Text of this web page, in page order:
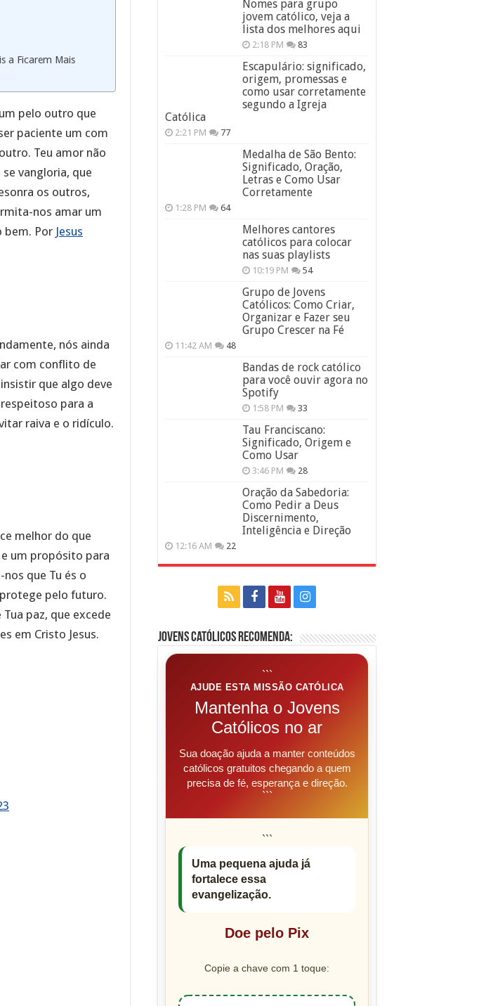
a Ficarem Mais
pelo outro que
paciente um com
Teu amor não
vangloria, que
os outros,
nos amar um
bem. Por Jesus
nós ainda
com conflito de
que algo deve
para a
raiva e o ridículo.
melhor do que
um propósito para
que Tu és o
pelo futuro.
paz, que excede
em Cristo Jesus.
Nomes para grupo
jovem católico, veja a
lista dos melhores aqui
2:18 PM 83
Escapulário: significado,
origem, promessas e
como usar corretamente
segundo a Igreja
Católica
2:21 PM 77
Medalha de São Bento:
Significado, Oração,
Letras e Como Usar
Corretamente
1:28 PM 64
Melhores cantores
católicos para colocar
nas suas playlists
10:19 PM 54
Grupo de Jovens
Católicos: Como Criar,
Organizar e Fazer seu
Grupo Crescer na Fé
11:42 AM 48
Bandas de rock católico
para você ouvir agora no
Spotify
1:58 PM 33
Tau Franciscano:
Significado, Origem e
Como Usar
3:46 PM 28
Oração da Sabedoria:
Como Pedir a Deus
Discernimento,
Inteligência e Direção
12:16 AM 22
Jovens Católicos Recomenda:
```
AJUDE ESTA MISSÃO CATÓLICA
Mantenha o Jovens
Católicos no ar
Sua doação ajuda a manter conteúdos
católicos gratuitos chegando a quem
precisa de fé, esperança e direção.
```
```
Uma pequena ajuda já
fortalece essa
evangelização.
Doe pelo Pix
Copie a chave com 1 toque: